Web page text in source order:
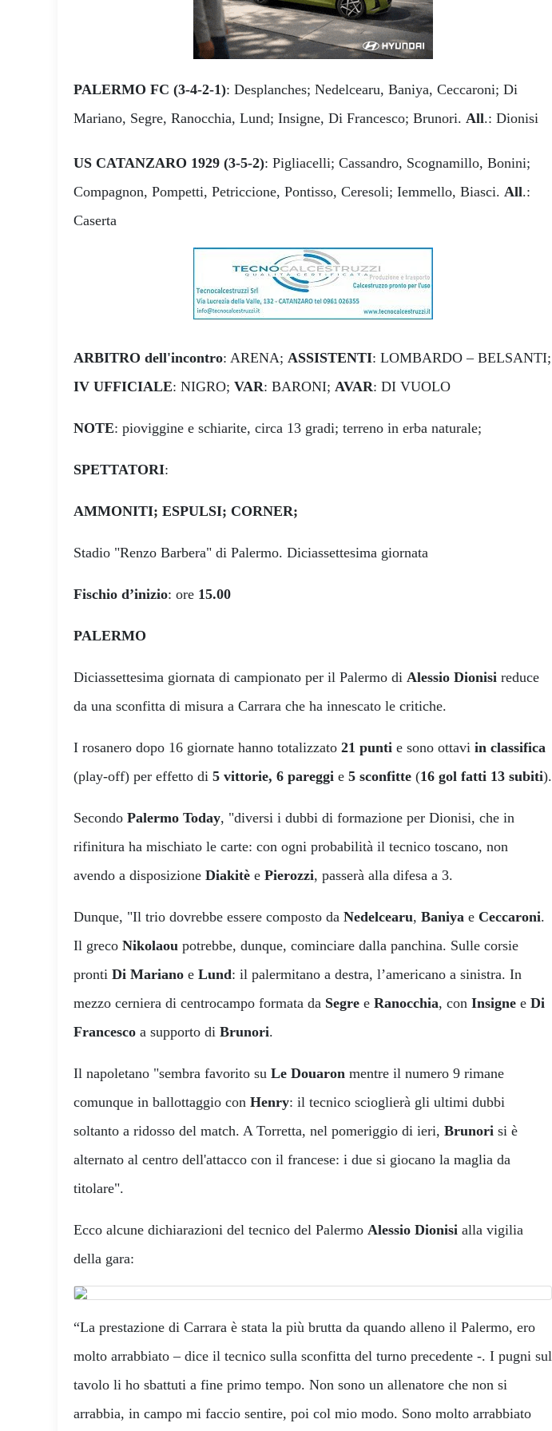
PALERMO FC (3-4-2-1): Desplanches; Nedelcearu, Baniya, Ceccaroni; Di
Mariano, Segre, Ranocchia, Lund; Insigne, Di Francesco; Brunori. All.: Dionisi
US CATANZARO 1929 (3-5-2): Pigliacelli; Cassandro, Scognamillo, Bonini;
Compagnon, Pompetti, Petriccione, Pontisso, Ceresoli; Iemmello, Biasci. All.:
Caserta
ARBITRO dell'incontro: ARENA; ASSISTENTI: LOMBARDO – BELSANTI;
IV UFFICIALE: NIGRO; VAR: BARONI; AVAR: DI VUOLO
NOTE: pioviggine e schiarite, circa 13 gradi; terreno in erba naturale;
SPETTATORI:
AMMONITI; ESPULSI; CORNER;
Stadio "Renzo Barbera" di Palermo. Diciassettesima giornata
Fischio d’inizio: ore 15.00
PALERMO
Diciassettesima giornata di campionato per il Palermo di Alessio Dionisi reduce
da una sconfitta di misura a Carrara che ha innescato le critiche.
I rosanero dopo 16 giornate hanno totalizzato 21 punti e sono ottavi in classifica
(play-off) per effetto di 5 vittorie, 6 pareggi e 5 sconfitte (16 gol fatti 13 subiti).
Secondo Palermo Today, "diversi i dubbi di formazione per Dionisi, che in
rifinitura ha mischiato le carte: con ogni probabilità il tecnico toscano, non
avendo a disposizione Diakitè e Pierozzi, passerà alla difesa a 3.
Dunque, "Il trio dovrebbe essere composto da Nedelcearu, Baniya e Ceccaroni.
Il greco Nikolaou potrebbe, dunque, cominciare dalla panchina. Sulle corsie
pronti Di Mariano e Lund: il palermitano a destra, l’americano a sinistra. In
mezzo cerniera di centrocampo formata da Segre e Ranocchia, con Insigne e Di
Francesco a supporto di Brunori.
Il napoletano "sembra favorito su Le Douaron mentre il numero 9 rimane
comunque in ballottaggio con Henry: il tecnico scioglierà gli ultimi dubbi
soltanto a ridosso del match. A Torretta, nel pomeriggio di ieri, Brunori si è
alternato al centro dell'attacco con il francese: i due si giocano la maglia da
titolare".
Ecco alcune dichiarazioni del tecnico del Palermo Alessio Dionisi alla vigilia
della gara:
“La prestazione di Carrara è stata la più brutta da quando alleno il Palermo, ero
molto arrabbiato – dice il tecnico sulla sconfitta del turno precedente -. I pugni sul
tavolo li ho sbattuti a fine primo tempo. Non sono un allenatore che non si
arrabbia, in campo mi faccio sentire, poi col mio modo. Sono molto arrabbiato